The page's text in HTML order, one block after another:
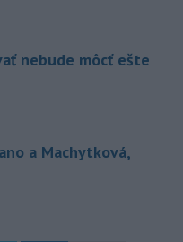
nebude môcť ešte
a Machytková,